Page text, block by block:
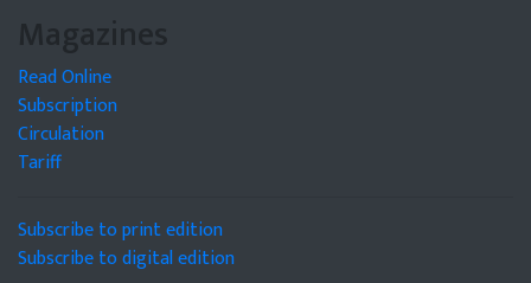
Magazines
Read Online
Subscription
Circulation
Tariff
Subscribe to print edition
Subscribe to digital edition